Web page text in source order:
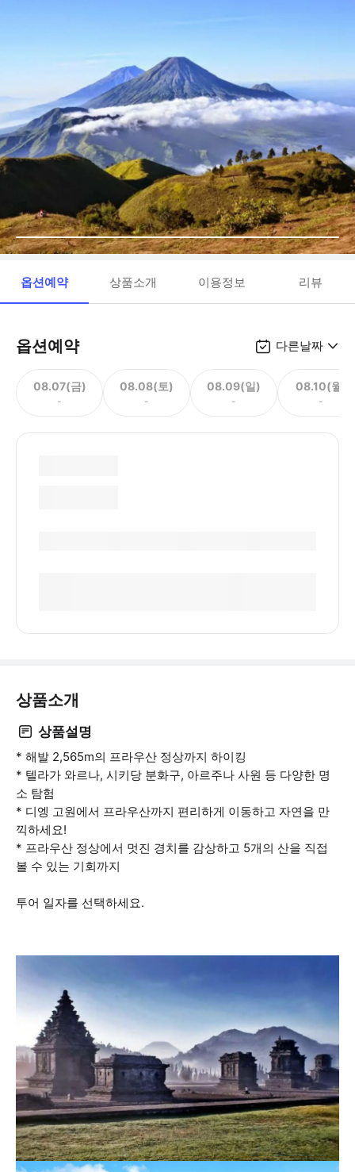
옵션예약 상품소개 이용정보 리뷰
옵션예약 다른날짜
08.07(금)
-
08.08(토)
-
08.09(일)
-
08.10(월)
-
상품소개
상품설명
* 해발 2,565m의 프라우산 정상까지 하이킹
* 텔라가 와르나, 시키당 분화구, 아르주나 사원 등 다양한 명
소 탐험
* 디엥 고원에서 프라우산까지 편리하게 이동하고 자연을 만
끽하세요!
* 프라우산 정상에서 멋진 경치를 감상하고 5개의 산을 직접
볼 수 있는 기회까지
투어 일자를 선택하세요.